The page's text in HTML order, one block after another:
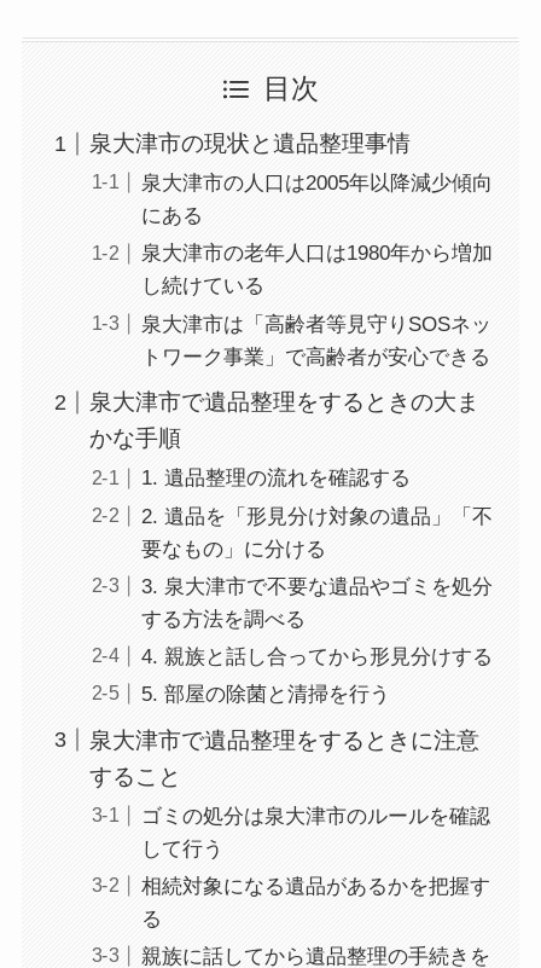
目次
泉大津市の現状と遺品整理事情
泉大津市の人口は2005年以降減少傾向
にある
泉大津市の老年人口は1980年から増加
し続けている
泉大津市は「高齢者等見守りSOSネッ
トワーク事業」で高齢者が安心できる
泉大津市で遺品整理をするときの大ま
かな手順
1. 遺品整理の流れを確認する
2. 遺品を「形見分け対象の遺品」「不
要なもの」に分ける
3. 泉大津市で不要な遺品やゴミを処分
する方法を調べる
4. 親族と話し合ってから形見分けする
5. 部屋の除菌と清掃を行う
泉大津市で遺品整理をするときに注意
すること
ゴミの処分は泉大津市のルールを確認
して行う
相続対象になる遺品があるかを把握す
る
親族に話してから遺品整理の手続きを